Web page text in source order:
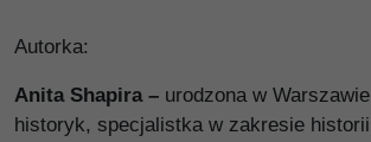
Autorka:
Anita Shapira – urodzona w
historyk, specjalistka w zakresie